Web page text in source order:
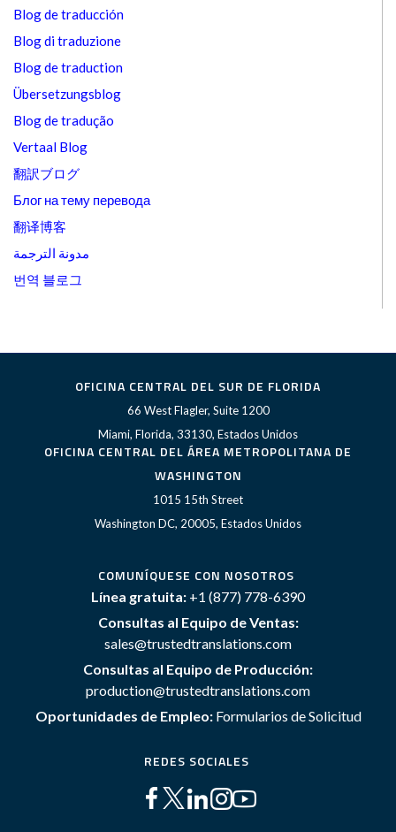
Blog de traducción
Blog di traduzione
Blog de traduction
Übersetzungsblog
Blog de tradução
Vertaal Blog
翻訳ブログ
Блог на тему перевода
翻译博客
مدونة الترجمة
번역 블로그
OFICINA CENTRAL DEL SUR DE FLORIDA
66 West Flagler, Suite 1200
Miami, Florida, 33130, Estados Unidos
OFICINA CENTRAL DEL ÁREA METROPOLITANA DE
WASHINGTON
1015 15th Street
Washington DC, 20005, Estados Unidos
COMUNÍQUESE CON NOSOTROS
Línea gratuita: +1 (877) 778-6390
Consultas al Equipo de Ventas:
sales@trustedtranslations.com
Consultas al Equipo de Producción:
production@trustedtranslations.com
Oportunidades de Empleo: Formularios de Solicitud
REDES SOCIALES